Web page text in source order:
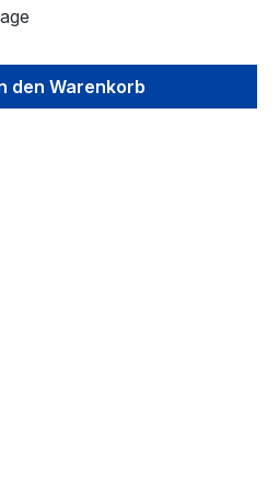
Wert
den Warenkorb